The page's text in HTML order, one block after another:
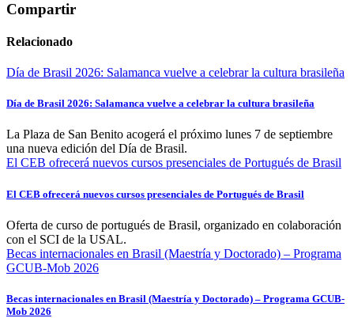
Compartir
Relacionado
Día de Brasil 2026: Salamanca vuelve a celebrar la cultura brasileña
Día de Brasil 2026: Salamanca vuelve a celebrar la cultura brasileña
La Plaza de San Benito acogerá el próximo lunes 7 de septiembre
una nueva edición del Día de Brasil.
El CEB ofrecerá nuevos cursos presenciales de Portugués de Brasil
El CEB ofrecerá nuevos cursos presenciales de Portugués de Brasil
Oferta de curso de portugués de Brasil, organizado en colaboración
con el SCI de la USAL.
Becas internacionales en Brasil (Maestría y Doctorado) – Programa
GCUB-Mob 2026
Becas internacionales en Brasil (Maestría y Doctorado) – Programa GCUB-
Mob 2026